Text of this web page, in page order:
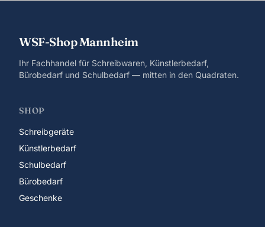
WSF-Shop Mannheim
Ihr Fachhandel für Schreibwaren, Künstlerbedarf,
Bürobedarf und Schulbedarf — mitten in den Quadraten.
SHOP
Schreibgeräte
Künstlerbedarf
Schulbedarf
Bürobedarf
Geschenke